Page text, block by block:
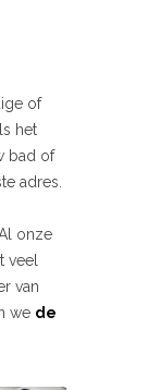
of
het
bad of
adres.
Al onze
veel
van
we de